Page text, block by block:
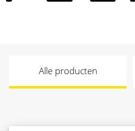
Alle producten